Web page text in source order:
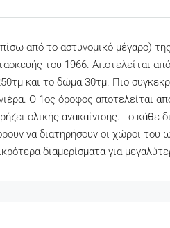
από το αστυνομικό μέγαρο)
του 1966. Αποτελείται
και το δώμα 30τμ. Πιο
Ο 1ος όροφος αποτελείται
ολικής ανακαίνισης. Το κάθε
να διατηρήσουν οι χώροι του
διαμερίσματα για